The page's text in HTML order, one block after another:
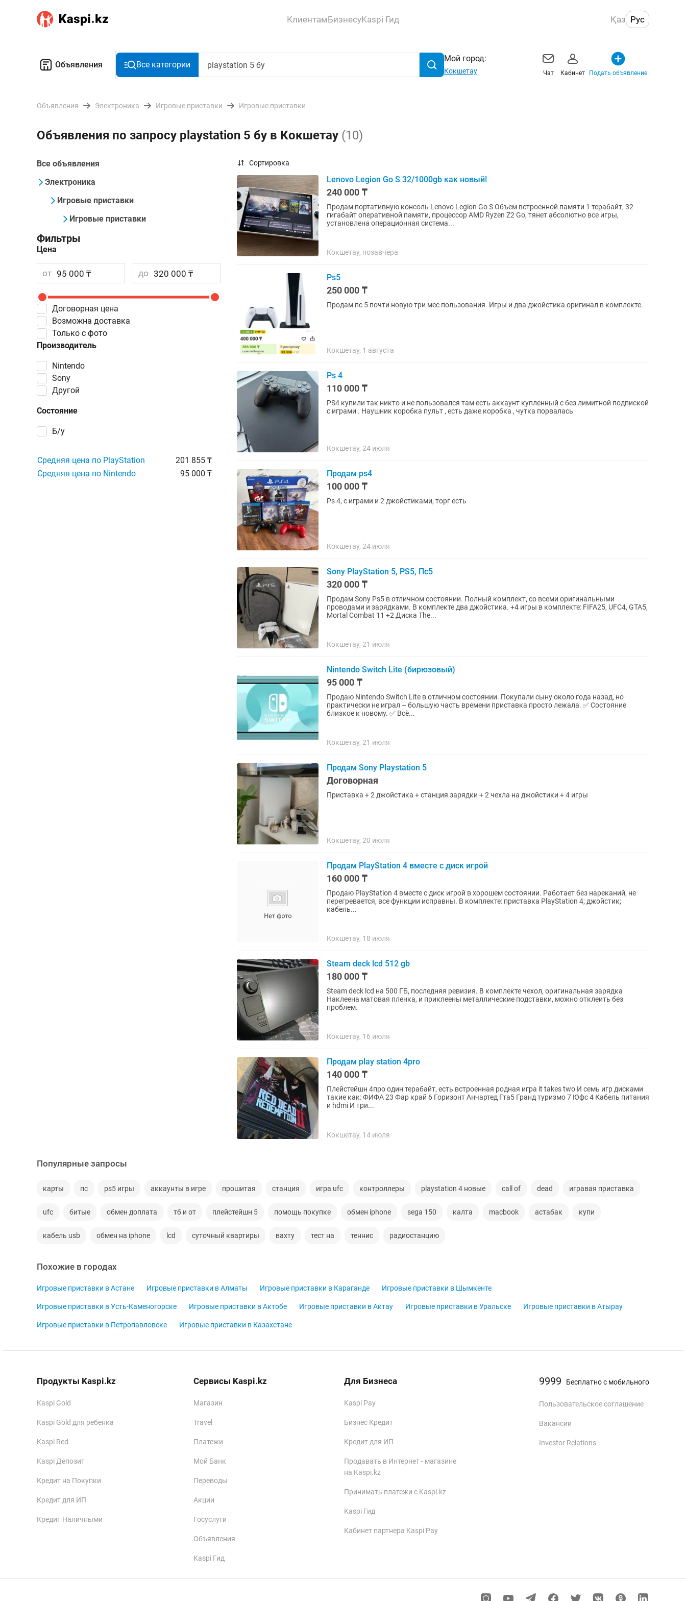
КлиентамБизнесуKaspi Гид Қаз Рус
Объявления Все категории
Мой город:
Кокшетау Чат Кабинет Подать объявление
Объявления Электроника Игровые приставки Игровые приставки
Объявления по запросу playstation 5 бу в Кокшетау (10)
Все объявления
Электроника
Игровые приставки
Игровые приставки
Фильтры
Цена
от до
Договорная цена
Возможна доставка
Производитель
Nintendo
Sony
Другой
Состояние
Б/у
Только с фото
Средняя цена по PlayStation
201 855 ₸
Средняя цена по Nintendo
95 000 ₸
Сортировка
Lenovo Legion Go S 32/1000gb как новый!
240 000 ₸
Продам портативную консоль Lenovo Legion Go S Объем встроенной памяти 1 терабайт, 32
гигабайт оперативной памяти, процессор AMD Ryzen Z2 Go, тянет абсолютно все игры,
установлена операционная система...
Кокшетау, позавчера
Ps5
250 000 ₸
Продам пс 5 почти новую три мес пользования. Игры и два джойстика оригинал в комплекте.
Кокшетау, 1 августа
Ps 4
110 000 ₸
PS4 купили так никто и не пользовался там есть аккаунт купленный с без лимитной подпиской
с играми . Наушник коробка пульт , есть даже коробка , чутка порвалась
Кокшетау, 24 июля
Продам ps4
100 000 ₸
Ps 4, с играми и 2 джойстиками, торг есть
Кокшетау, 24 июля
Sony PlayStation 5, PS5, Пс5
320 000 ₸
Продам Sony Ps5 в отличном состоянии. Полный комплект, со всеми оригинальными
проводами и зарядками. В комплекте два джойстика. +4 игры в комплекте: FIFA25, UFC4, GTA5,
Mortal Combat 11 +2 Диска The...
Кокшетау, 21 июля
Nintendo Switch Lite (бирюзовый)
95 000 ₸
Продаю Nintendo Switch Lite в отличном состоянии. Покупали сыну около года назад, но
практически не играл – большую часть времени приставка просто лежала. ✅ Состояние
близкое к новому. ✅ Всё...
Кокшетау, 21 июля
Продам Sony Playstation 5
Договорная
Приставка + 2 джойстика + станция зарядки + 2 чехла на джойстики + 4 игры
Кокшетау, 20 июля
Продам PlayStation 4 вместе с диск игрой
160 000 ₸
Продаю PlayStation 4 вместе с диск игрой в хорошем состоянии. Работает без нареканий, не
перегревается, все функции исправны. В комплекте: приставка PlayStation 4; джойстик;
кабель...
Кокшетау, 18 июля
Steam deck lcd 512 gb
180 000 ₸
Steam deck lcd на 500 ГБ, последняя ревизия. В комплекте чехол, оригинальная зарядка
Наклеена матовая пленка, и приклеены металлические подставки, можно отклеить без
проблем.
Кокшетау, 16 июля
Продам play station 4pro
140 000 ₸
Плейстейшн 4про один терабайт, есть встроенная родная игра it takes two И семь игр дисками
такие как: ФИФА 23 Фар край 6 Горизонт Анчартед Гта5 Гранд туризмо 7 Юфс 4 Кабель питания
и hdmi И три...
Кокшетау, 14 июля
Популярные запросы
карты пс ps5 игры аккаунты в игре прошитая станция игра ufc контроллеры playstation 4 новые call of dead игравая приставка
ufc битые обмен доплата тб и от плейстейшн 5 помощь покупке обмен iphone sega 150 калта macbook астабак купи
кабель usb обмен на iphone lcd суточный квартиры вахту тест на теннис радиостанцию
Похожие в городах
Игровые приставки в Астане Игровые приставки в Алматы Игровые приставки в Караганде Игровые приставки в Шымкенте
Игровые приставки в Усть-Каменогорске Игровые приставки в Актобе Игровые приставки в Актау Игровые приставки в Уральске Игровые приставки в Атырау
Игровые приставки в Петропавловске Игровые приставки в Казахстане
Продукты Kaspi.kz
Kaspi Gold
Kaspi Gold для ребенка
Kaspi Red
Kaspi Депозит
Кредит на Покупки
Кредит для ИП
Кредит Наличными
Сервисы Kaspi.kz
Магазин
Travel
Платежи
Мой Банк
Переводы
Акции
Госуслуги
Объявления
Kaspi Гид
Для Бизнеса
Kaspi Pay
Бизнес Кредит
Кредит для ИП
Продавать в Интернет - магазине
на Kaspi.kz
Принимать платежи с Kaspi.kz
Kaspi Гид
Кабинет партнера Kaspi Pay
9999 Бесплатно с мобильного
Пользовательское соглашение
Вакансии
Investor Relations